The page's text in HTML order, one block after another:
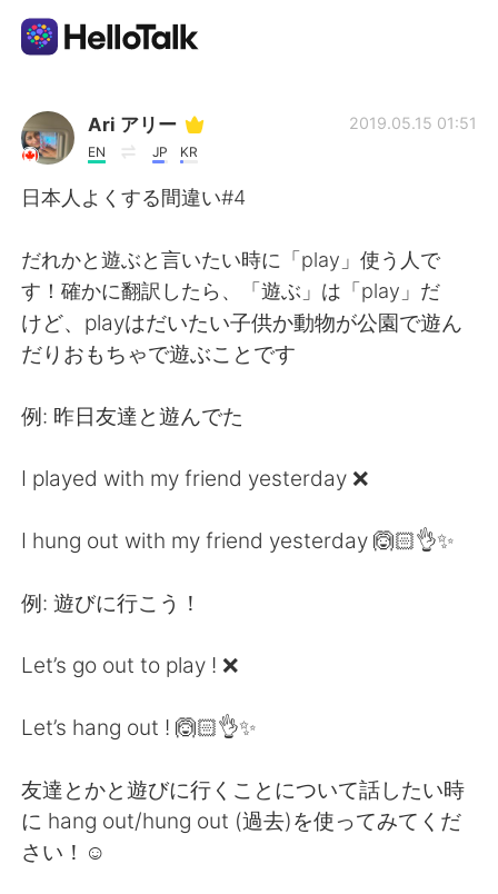
Aplikasi Pertukaran Bahasa
AI Grammar Checker
English 简体中文
ไทย
Türkçe Tiếng Việt
Português
Ari アリー
EN JP KR
2019.05.15 01:51
日本人よくする間違い#4
だれかと遊ぶと言いたい時に「play」使う人で
す！確かに翻訳したら、「遊ぶ」は「play」だ
けど、playはだいたい子供か動物が公園で遊ん
だりおもちゃで遊ぶことです
例: 昨日友達と遊んでた
I played with my friend yesterday ❌
I hung out with my friend yesterday 🙆🏻👌✨
例: 遊びに行こう！
Let’s go out to play ! ❌
Let’s hang out ! 🙆🏻👌✨
友達とかと遊びに行くことについて話したい時
に hang out/hung out (過去)を使ってみてくだ
さい！☺️